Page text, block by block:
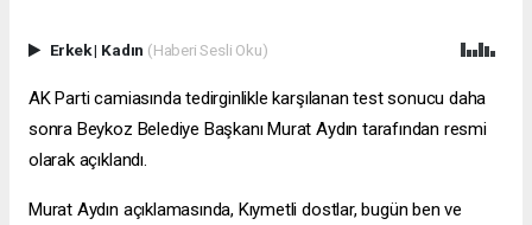
Erkek| Kadın (Haberi Sesli Oku)
AK Parti camiasında tedirginlikle karşılanan test sonucu daha
sonra Beykoz Belediye Başkanı Murat Aydın tarafından resmi
olarak açıklandı.
Murat Aydın açıklamasında, Kıymetli dostlar, bugün ben ve